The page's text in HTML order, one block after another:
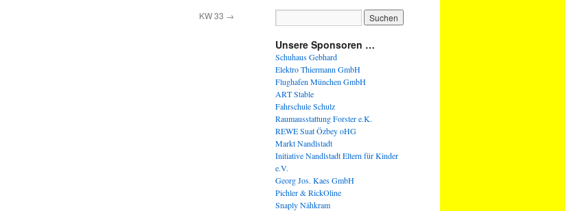
KW 33 →
Unsere Sponsoren …
Schuhaus Gebhard
Elektro Thiermann GmbH
Flughafen München GmbH
ART Stable
Fahrschule Schulz
Raumausstattung Forster e.K.
REWE Suat Özbey oHG
Markt Nandlstadt
Initiative Nandlstadt Eltern für Kinder
e.V.
Georg Jos. Kaes GmbH
Pichler & RickOline
Snaply Nähkram